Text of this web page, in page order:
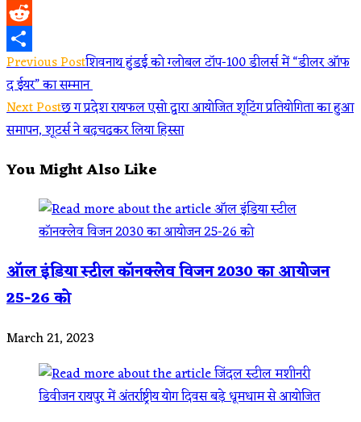
WhatsApp
Reddit
Share
Read
more
articles
Previous Postशिवनाथ हुंडई को ग्लोबल टॉप-100 डीलर्स में “डीलर ऑफ
द ईयर” का सम्मान
Next Postछ ग प्रदेश रायफल एसो द्वारा आयोजित शूटिंग प्रतियोगिता का हुआ
समापन, शूटर्स ने बढ़चढकर लिया हिस्सा
You Might Also Like
ऑल इंडिया स्टील कॉनक्लेव विजन 2030 का आयोजन
25-26 को
March 21, 2023